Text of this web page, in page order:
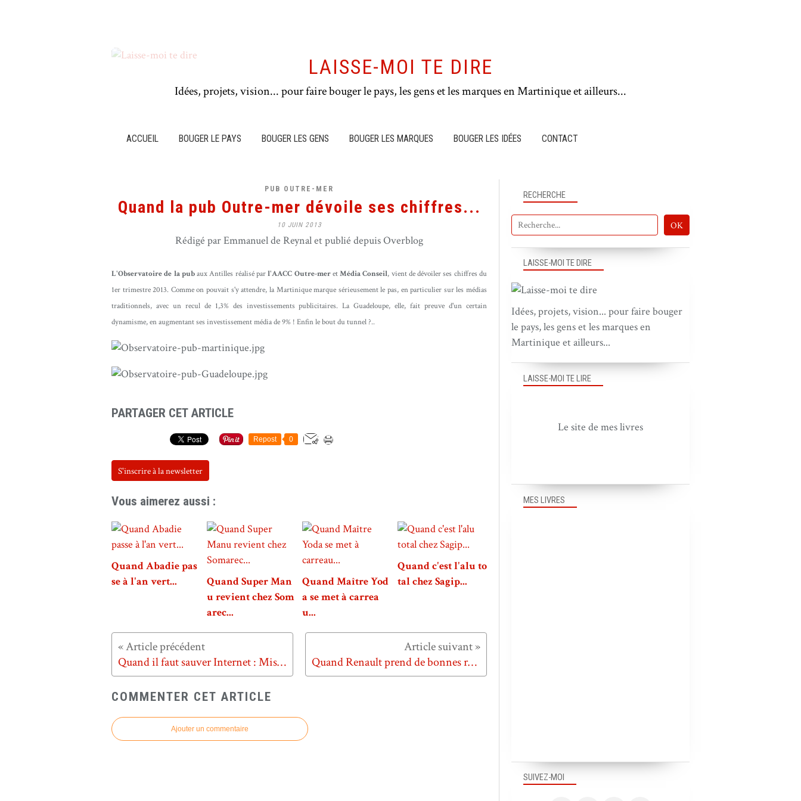
LAISSE-MOI TE DIRE
Idées, projets, vision... pour faire bouger le pays, les gens et les marques en Martinique et ailleurs...
ACCUEIL BOUGER LE PAYS BOUGER LES GENS BOUGER LES MARQUES BOUGER LES IDÉES CONTACT
PUB OUTRE-MER
Quand la pub Outre-mer dévoile ses chiffres...
10 JUIN 2013
Rédigé par Emmanuel de Reynal et publié depuis Overblog
L'Observatoire de la pubaux Antilles réalisé parl'AACC Outre-meretMédia Conseil, vient de dévoiler ses chiffres du
1er trimestre 2013. Comme on pouvait s'y attendre, la Martinique marque sérieusement le pas, en particulier sur les médias
traditionnels, avec un recul de 1,3% des investissements publicitaires. La Guadeloupe, elle, fait preuve d'un certain
dynamisme, en augmentant ses investissement média de 9% ! Enfin le bout du tunnel ?..
PARTAGER CET ARTICLE
Repost 0
S'inscrire à la newsletter
Vous aimerez aussi :
Quand Abadie pas
se à l'an vert...
Quand Super Man
u revient chez Som
arec...
Quand Maître Yod
a se met à carrea
u...
Quand c'est l'alu to
tal chez Sagip...
Quand il faut sauver Internet : Mission 404 ! Quand Renault prend de bonnes résolutions...
COMMENTER CET ARTICLE
Ajouter un commentaire
SUIVEZ-MOI
RECHERCHE
LAISSE-MOI TE DIRE
Idées, projets, vision... pour faire bouger
le pays, les gens et les marques en
Martinique et ailleurs...
MES LIVRES
LAISSE-MOI TE LIRE
Le site de mes livres